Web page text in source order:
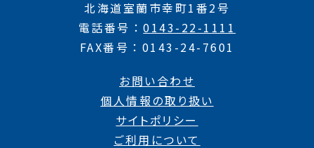
北海道室蘭市幸町1番2号
電話番号
0143-22-1111
FAX番号
0143-24-7601
お問い合わせ
個人情報の取り扱い
サイトポリシー
ご利用について